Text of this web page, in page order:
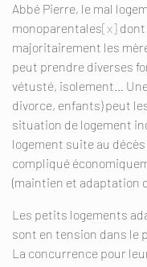
Abbé Pierre, le mal
monoparentales[x]
majoritairement les
peut prendre diverses
vétusté, isolement…
divorce, enfants) peut
situation de logement
logement suite au
compliqué
(maintien et adaptation
Les petits logements
sont en tension dans le
La concurrence pour